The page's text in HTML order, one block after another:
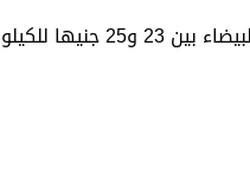
جنيها للكيلو